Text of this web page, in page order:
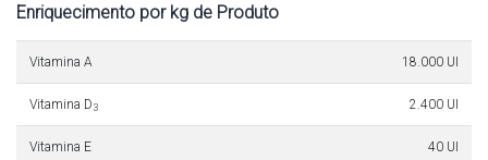
Enriquecimento por kg de Produto
Vitamina A 18.000 UI
Vitamina D 3 2.400 UI
Vitamina E 40 UI